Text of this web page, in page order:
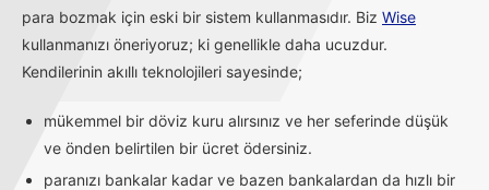
para bozmak için eski bir sistem kullanmasıdır. Biz Wise
kullanmanızı öneriyoruz; ki genellikle daha ucuzdur.
Kendilerinin akıllı teknolojileri sayesinde;
mükemmel bir döviz kuru alırsınız ve her seferinde düşük
ve önden belirtilen bir ücret ödersiniz.
paranızı bankalar kadar ve bazen bankalardan da hızlı bir